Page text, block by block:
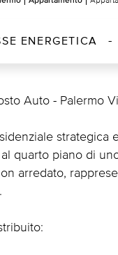
ENERGETICA
Auto - Palermo
strategica
quarto piano di
arredato,